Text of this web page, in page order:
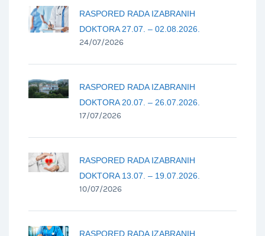
RASPORED RADA IZABRANIH
DOKTORA 27.07. – 02.08.2026.
24/07/2026
RASPORED RADA IZABRANIH
DOKTORA 20.07. – 26.07.2026.
17/07/2026
RASPORED RADA IZABRANIH
DOKTORA 13.07. – 19.07.2026.
10/07/2026
RASPORED RADA IZABRANIH